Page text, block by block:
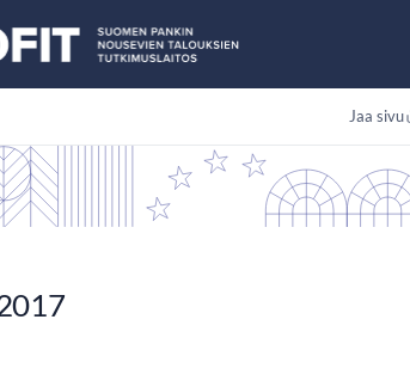
Jaa sivu